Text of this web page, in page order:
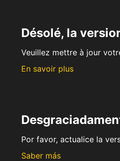
Désolé, la
Veuillez mettre à jour
En savoir plus
Por favor, actualice la
Saber más